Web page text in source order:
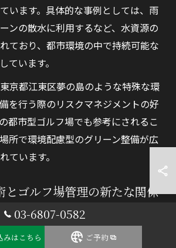
います。具体的な事例としては、雨
ンの散水に利用するなど、水資源の
ており、都市環境の中で持続可能な
ています。
京都江東区夢の島のような特殊な環
を行う際のリスクマネジメントの好
都市型ゴルフ場でも参考にされるこ
所で環境配慮型のグリーン整備が広
ています。
とゴルフ場管理の新たな関係
るリサイクル技術の導入は、資源循
けた重要な一歩です。夢の島では、
03-6807-0582
みはこちら ご予約